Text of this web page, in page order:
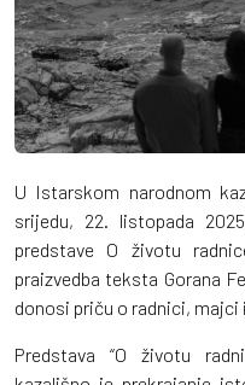
U Istarskom narodnom
srijedu, 22. listopada
predstave O životu
praizvedba teksta Gorana
donosi priču o radnici, majci
Predstava “O životu